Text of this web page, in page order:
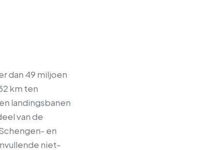
dan 49 miljoen
km ten
landingsbanen
van de
en
niet-